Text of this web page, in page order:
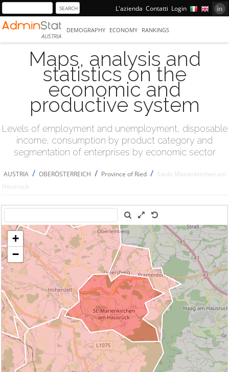
L'azienda Contatti Login
AUSTRIA
DEMOGRAPHY ECONOMY RANKINGS
Maps, analysis and
statistics on the
economic and
productive system
Levels of employment and unemployment, disposable
income, consumption by product category and
segmentation of enterprises by economic sector
AUSTRIA / OBERÖSTERREICH / Province of Ried / Sankt Marienkirchen am
Hausruck